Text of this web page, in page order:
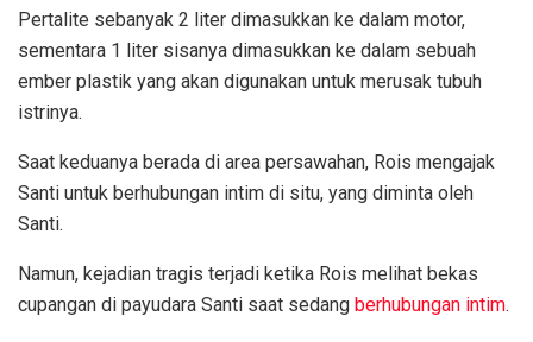
Pertalite sebanyak 2 liter dimasukkan ke dalam motor,
sementara 1 liter sisanya dimasukkan ke dalam sebuah
ember plastik yang akan digunakan untuk merusak tubuh
istrinya.
Saat keduanya berada di area persawahan, Rois mengajak
Santi untuk berhubungan intim di situ, yang diminta oleh
Santi.
Namun, kejadian tragis terjadi ketika Rois melihat bekas
cupangan di payudara Santi saat sedang berhubungan intim.